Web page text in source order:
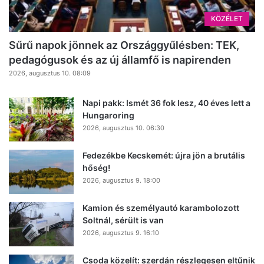
KÖZÉLET
Sűrű napok jönnek az Országgyűlésben: TEK,
pedagógusok és az új államfő is napirenden
2026, augusztus 10. 08:09
Napi pakk: Ismét 36 fok lesz, 40 éves lett a
Hungaroring
2026, augusztus 10. 06:30
Fedezékbe Kecskemét: újra jön a brutális
hőség!
2026, augusztus 9. 18:00
Kamion és személyautó karambolozott
Soltnál, sérült is van
2026, augusztus 9. 16:10
Csoda közelít: szerdán részlegesen eltűnik